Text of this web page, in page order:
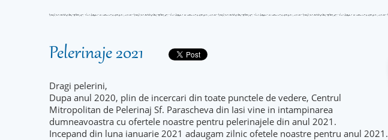
Pelerinaje 2021
Dragi pelerini,
Dupa anul 2020, plin de incercari din toate punctele de vedere, Centrul
Mitropolitan de Pelerinaj Sf. Parascheva din Iasi vine in intampinarea
dumneavoastra cu ofertele noastre pentru pelerinajele din anul 2021.
Incepand din luna ianuarie 2021 adaugam zilnic ofetele noastre pentru anul 2021.